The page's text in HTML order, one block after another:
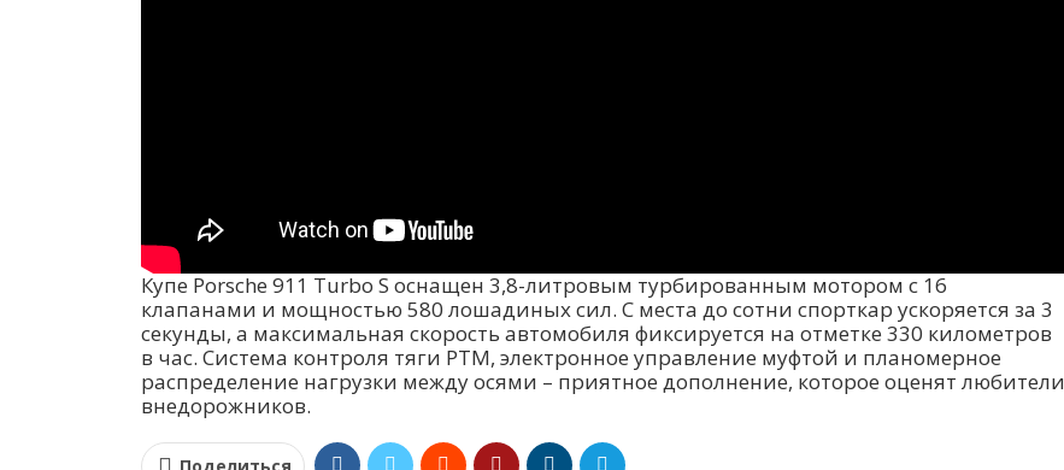
Купе Porsche 911 Turbo S оснащен 3,8-литровым турбированным мотором с 16
клапанами и мощностью 580 лошадиных сил. С места до сотни спорткар ускоряется за 3
секунды, а максимальная скорость автомобиля фиксируется на отметке 330 километров
в час. Система контроля тяги PTM, электронное управление муфтой и планомерное
распределение нагрузки между осями – приятное дополнение, которое оценят любители
внедорожников.